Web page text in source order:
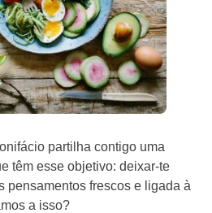
partilha contigo uma
têm esse objetivo: deixar-te
pensamentos frescos e ligada à
a isso?